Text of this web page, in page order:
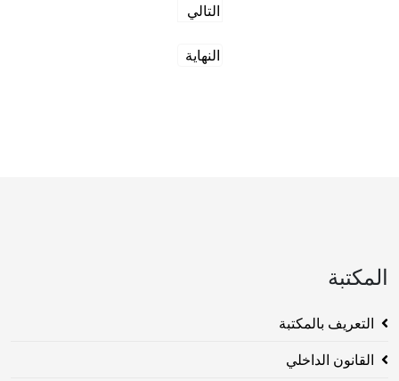
التالي
النهاية
المكتبة
التعريف بالمكتبة
القانون الداخلي